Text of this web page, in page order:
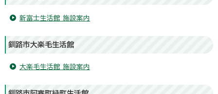
新富士生活館 施設案内
釧路市大楽毛生活館
大楽毛生活館 施設案内